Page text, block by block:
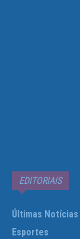
EDITORIAIS
Últimas Notícias
Esportes